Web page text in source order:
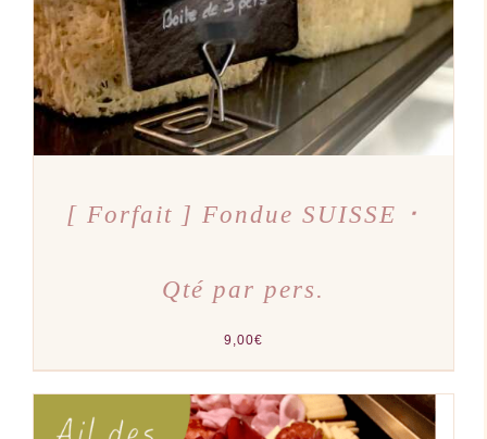
[ Forfait ] Fondue SUISSE ･
Qté par pers.
9,00€